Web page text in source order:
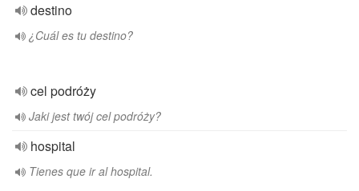
destino
¿Cuál es tu destino?
cel podróży
Jaki jest twój cel podróży?
hospital
Tienes que ir al hospital.